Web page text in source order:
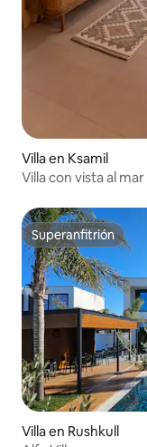
Villa en Ksamil
Villa con vista al
Superanfitrión
Superanfitrión
Villa en Rushkull